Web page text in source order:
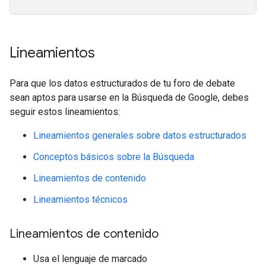
Lineamientos
Para que los datos estructurados de tu foro de debate
sean aptos para usarse en la Búsqueda de Google, debes
seguir estos lineamientos:
Lineamientos generales sobre datos estructurados
Conceptos básicos sobre la Búsqueda
Lineamientos de contenido
Lineamientos técnicos
Lineamientos de contenido
Usa el lenguaje de marcado